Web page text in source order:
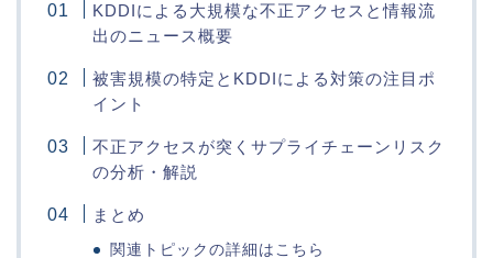
KDDIによる大規模な不正アクセスと情報流
出のニュース概要
被害規模の特定とKDDIによる対策の注目ポ
イント
不正アクセスが突くサプライチェーンリスク
の分析・解説
まとめ
関連トピックの詳細はこちら